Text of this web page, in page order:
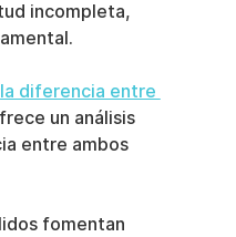
incompleta,
la diferencia entre
un análisis
entre ambos
fomentan